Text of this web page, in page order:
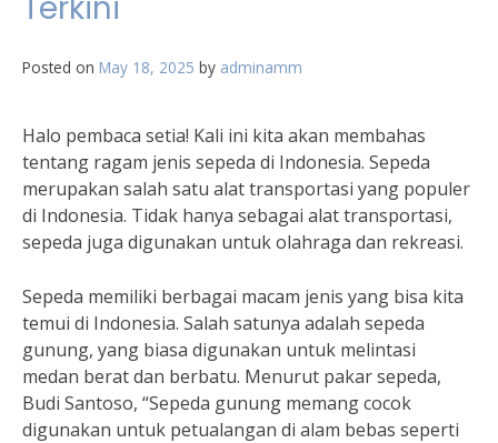
Posted on May 18, 2025 by adminamm
Halo pembaca setia! Kali ini kita akan membahas
tentang ragam jenis sepeda di Indonesia. Sepeda
merupakan salah satu alat transportasi yang populer
di Indonesia. Tidak hanya sebagai alat transportasi,
sepeda juga digunakan untuk olahraga dan rekreasi.
Sepeda memiliki berbagai macam jenis yang bisa kita
temui di Indonesia. Salah satunya adalah sepeda
gunung, yang biasa digunakan untuk melintasi
medan berat dan berbatu. Menurut pakar sepeda,
Budi Santoso, “Sepeda gunung memang cocok
digunakan untuk petualangan di alam bebas seperti